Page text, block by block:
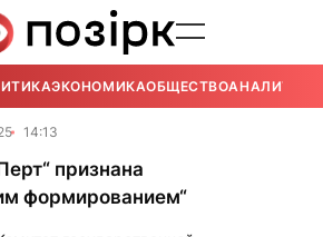
ЭКОНОМИКАОБЩЕСТВОАНАЛИТИКА
14:13
признана
формированием“